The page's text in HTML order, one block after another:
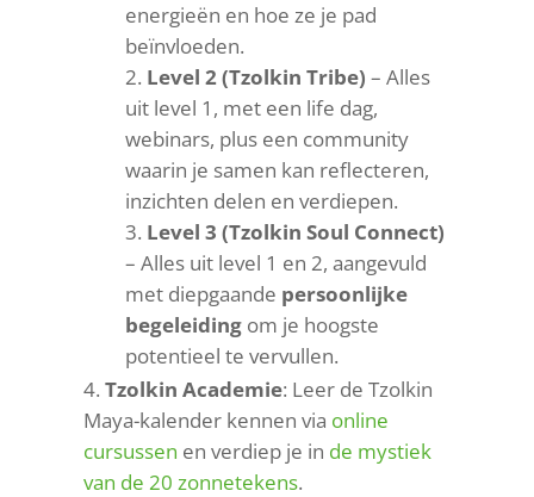
energieën en hoe ze je pad
beïnvloeden.
Level 2 (Tzolkin Tribe) – Alles
uit level 1, met een life dag,
webinars, plus een community
waarin je samen kan reflecteren,
inzichten delen en verdiepen.
Level 3 (Tzolkin Soul Connect)
– Alles uit level 1 en 2, aangevuld
met diepgaande persoonlijke
begeleidingom je hoogste
potentieel te vervullen.
Tzolkin Academie: Leer de Tzolkin
Maya-kalender kennen via online
cursussen en verdiep je in de mystiek
van de 20 zonnetekens.